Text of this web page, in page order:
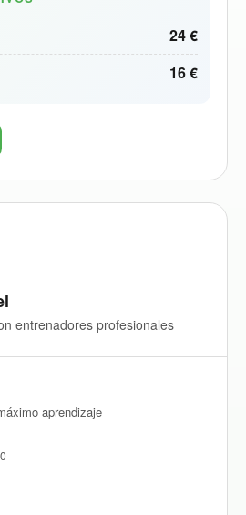
24 €
16 €
entrenadores profesionales
aprendizaje